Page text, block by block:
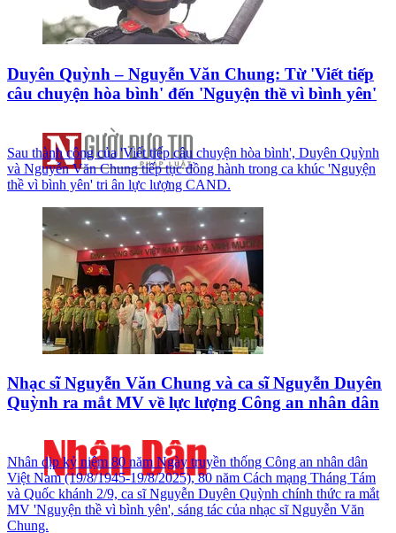
Duyên Quỳnh – Nguyễn Văn Chung: Từ 'Viết tiếp
câu chuyện hòa bình' đến 'Nguyện thề vì bình yên'
Sau thành công của 'Viết tiếp câu chuyện hòa bình', Duyên Quỳnh
và Nguyễn Văn Chung tiếp tục đồng hành trong ca khúc 'Nguyện
thề vì bình yên' tri ân lực lượng CAND.
Nhạc sĩ Nguyễn Văn Chung và ca sĩ Nguyễn Duyên
Quỳnh ra mắt MV về lực lượng Công an nhân dân
Nhân dịp kỷ niệm 80 năm Ngày truyền thống Công an nhân dân
Việt Nam (19/8/1945-19/8/2025), 80 năm Cách mạng Tháng Tám
và Quốc khánh 2/9, ca sĩ Nguyễn Duyên Quỳnh chính thức ra mắt
MV 'Nguyện thề vì bình yên', sáng tác của nhạc sĩ Nguyễn Văn
Chung.